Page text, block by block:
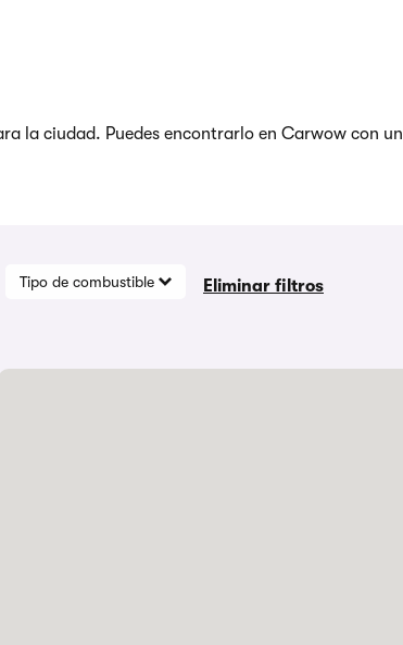
la ciudad. Puedes encontrarlo en Carwow con un
Tipo de combustible Eliminar filtros